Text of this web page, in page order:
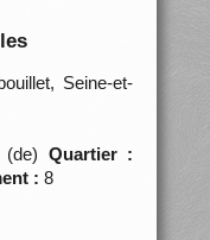
Seine-et-
(de) Quartier :
: 8